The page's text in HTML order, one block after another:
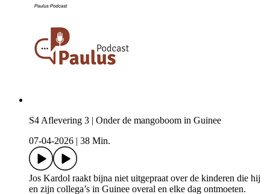
S4 Aflevering 3 | Onder de mangoboom in Guinee
07-04-2026
38 Min.
Jos Kardol raakt bijna niet uitgepraat over de kinderen die hij
en zijn collega’s in Guinee overal en elke dag ontmoeten.